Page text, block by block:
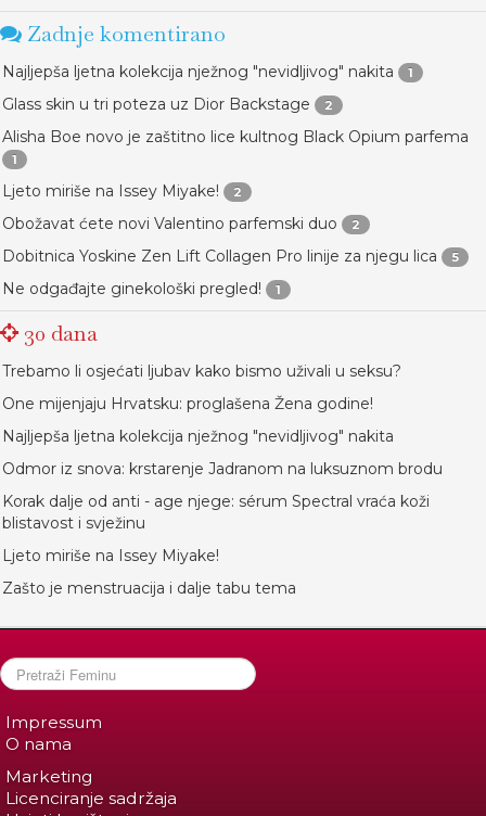
Zadnje komentirano
Najljepša ljetna kolekcija nježnog "nevidljivog" nakita 1
Glass skin u tri poteza uz Dior Backstage 2
Alisha Boe novo je zaštitno lice kultnog Black Opium parfema
1
Ljeto miriše na Issey Miyake! 2
Obožavat ćete novi Valentino parfemski duo 2
Dobitnica Yoskine Zen Lift Collagen Pro linije za njegu lica 5
Ne odgađajte ginekološki pregled! 1
30 dana
Trebamo li osjećati ljubav kako bismo uživali u seksu?
One mijenjaju Hrvatsku: proglašena Žena godine!
Najljepša ljetna kolekcija nježnog "nevidljivog" nakita
Odmor iz snova: krstarenje Jadranom na luksuznom brodu
Korak dalje od anti - age njege: sérum Spectral vraća koži
blistavost i svježinu
Ljeto miriše na Issey Miyake!
Zašto je menstruacija i dalje tabu tema
Impressum
O nama
Marketing
Licenciranje sadržaja